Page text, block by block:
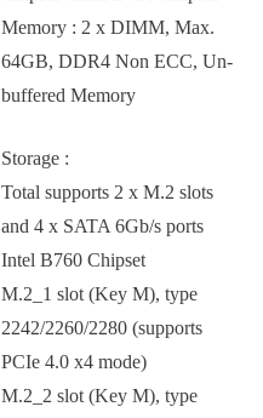
Memory : 2 x DIMM, Max.
64GB, DDR4 Non ECC, Un-
buffered Memory
Storage :
Total supports 2 x M.2 slots
and 4 x SATA 6Gb/s ports
Intel B760 Chipset
M.2_1 slot (Key M), type
2242/2260/2280 (supports
PCIe 4.0 x4 mode)
M.2_2 slot (Key M), type